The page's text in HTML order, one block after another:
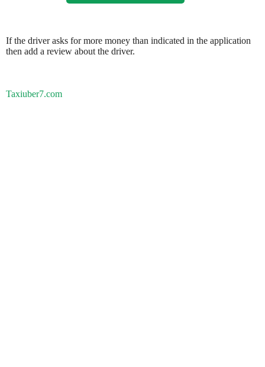
If the driver asks for more money than indicated in the application
then add a review about the driver.
Taxiuber7.com